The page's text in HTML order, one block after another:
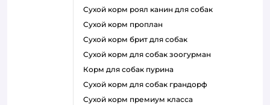
сухой корм роял канин для собак
сухой корм проплан
сухой корм брит для собак
сухой корм для собак зоогурман
корм для собак пурина
сухой корм для собак грандорф
сухой корм премиум класса